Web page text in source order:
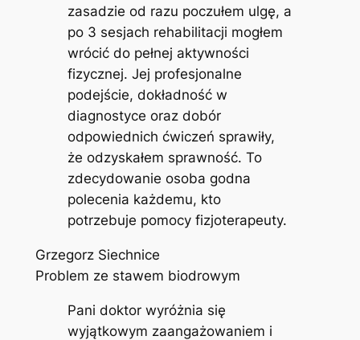
zasadzie od razu poczułem ulgę, a
po 3 sesjach rehabilitacji mogłem
wrócić do pełnej aktywności
fizycznej. Jej profesjonalne
podejście, dokładność w
diagnostyce oraz dobór
odpowiednich ćwiczeń sprawiły,
że odzyskałem sprawność. To
zdecydowanie osoba godna
polecenia każdemu, kto
potrzebuje pomocy fizjoterapeuty.
Grzegorz Siechnice
Problem ze stawem biodrowym
Pani doktor wyróżnia się
wyjątkowym zaangażowaniem i